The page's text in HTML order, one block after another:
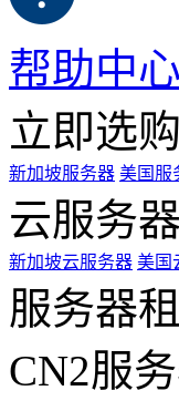
帮助中心
立即选购
新加坡服务器 美国服
云服务器
新加坡云服务器 美国
服务器
CN2服